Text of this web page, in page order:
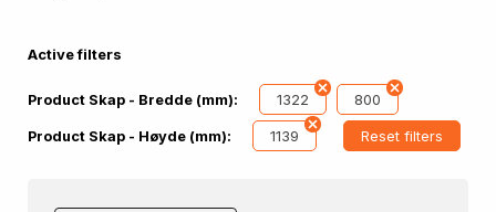
Active filters
Product Skap - Bredde (mm): 1322 800
Product Skap - Høyde (mm): 1139 Reset filters